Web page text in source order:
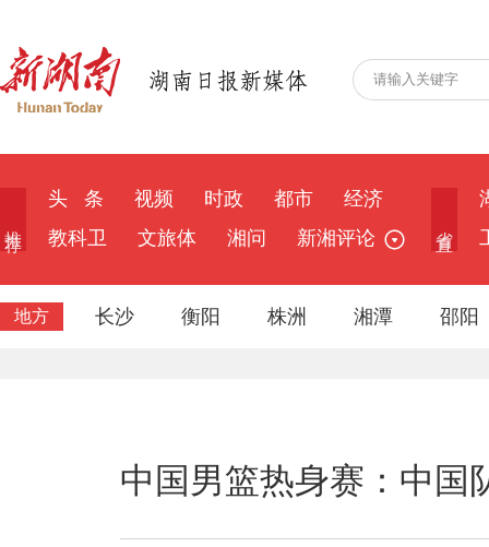
头 条 视频 时政 都市
经济
教科卫
文旅体 湘问 新湘评论
地方 长沙 衡阳 株洲 湘潭 邵阳
中国男篮热身赛：中国